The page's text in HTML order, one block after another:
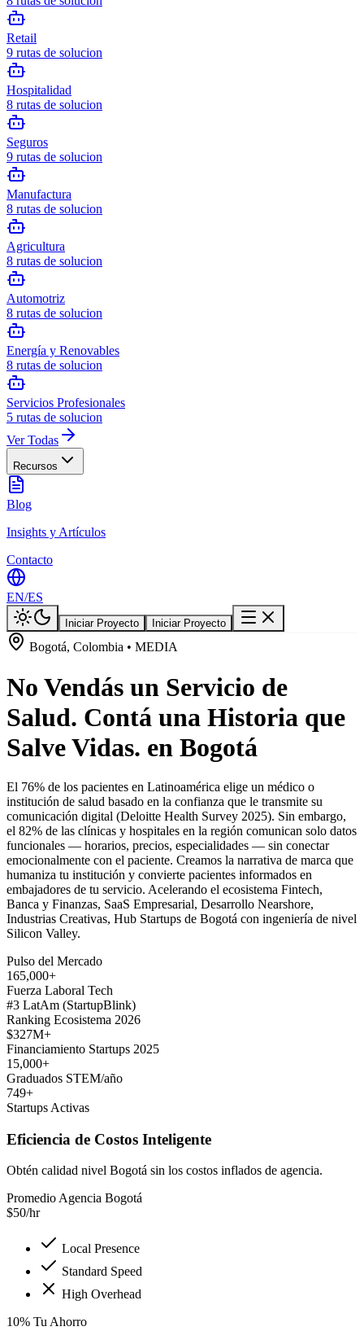
Retail
9 rutas de solucion
Hospitalidad
8 rutas de solucion
Seguros
9 rutas de solucion
Manufactura
8 rutas de solucion
Agricultura
8 rutas de solucion
Automotriz
8 rutas de solucion
Energía y Renovables
8 rutas de solucion
Servicios Profesionales
5 rutas de solucion
Ver Todas
Recursos
Blog
Insights y Artículos
Contacto
EN/ES
Iniciar Proyecto Iniciar Proyecto
Bogotá, Colombia • MEDIA
No Vendás un Servicio de
Salud. Contá una Historia que
Salve Vidas. en Bogotá
El 76% de los pacientes en Latinoamérica elige un médico o
institución de salud basado en la confianza que le transmite su
comunicación digital (Deloitte Health Survey 2025). Sin embargo,
el 82% de las clínicas y hospitales en la región comunican solo datos
funcionales — horarios, precios, especialidades — sin conectar
emocionalmente con el paciente. Creamos la narrativa de marca que
humaniza tu institución y convierte pacientes informados en
embajadores de tu servicio. Acelerando el ecosistema Fintech,
Banca y Finanzas, SaaS Empresarial, Desarrollo Nearshore,
Industrias Creativas, Hub Startups de Bogotá con ingeniería de nivel
Silicon Valley.
Pulso del Mercado
165,000+
Fuerza Laboral Tech
#3 LatAm (StartupBlink)
Ranking Ecosistema 2026
$327M+
Financiamiento Startups 2025
15,000+
Graduados STEM/año
749+
Startups Activas
Eficiencia de Costos Inteligente
Obtén calidad nivel Bogotá sin los costos inflados de agencia.
Promedio Agencia Bogotá
$50/hr
Local Presence
Standard Speed
High Overhead
10% Tu Ahorro